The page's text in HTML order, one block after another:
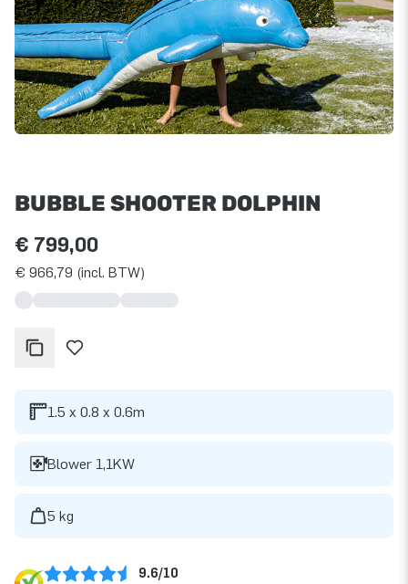
BUBBLE SHOOTER DOLPHIN
€ 799,00
€ 966,79 (incl. BTW)
1.5 x 0.8 x 0.6m
Blower 1,1KW
5 kg
9.6/10